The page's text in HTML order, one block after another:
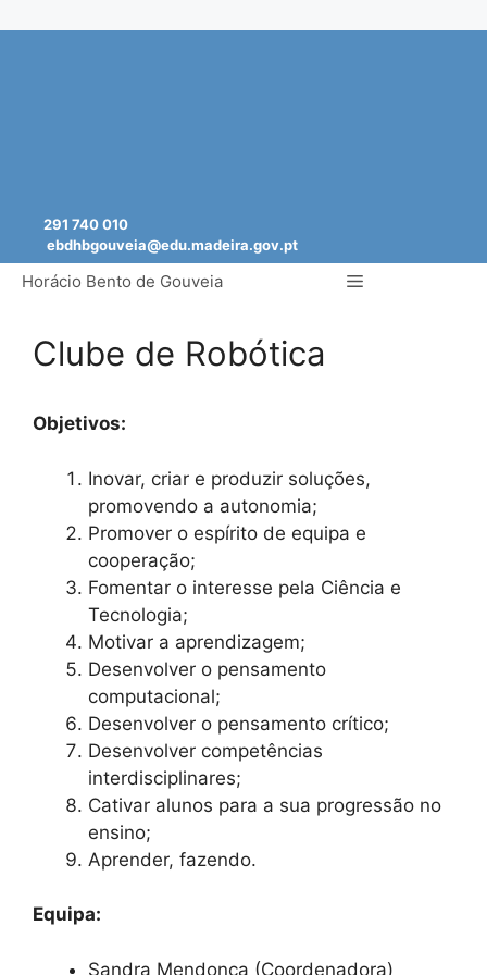
291 740 010
ebdhbgouveia@edu.madeira.gov.pt
Horácio Bento de Gouveia Menu
Clube de Robótica
Objetivos:
Inovar, criar e produzir soluções,
promovendo a autonomia;
Promover o espírito de equipa e
cooperação;
Fomentar o interesse pela Ciência e
Tecnologia;
Motivar a aprendizagem;
Desenvolver o pensamento
computacional;
Desenvolver o pensamento crítico;
Desenvolver competências
interdisciplinares;
Cativar alunos para a sua progressão no
ensino;
Aprender, fazendo.
Equipa:
Sandra Mendonça (Coordenadora)